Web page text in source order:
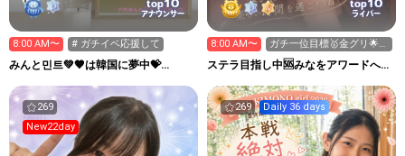
top10
アナウンサー
8:00 AM〜 # ガチイベ応援して
みんと민트💚🤎は韓国に夢中💝
top10
ライバー
8:00 AM〜
ガチ一位目標🥇金グリ🌟新
ギフト🎁集め中✨🌻
ステラ目指し中🆘みなをアワードへ連
269
New22day
269 Daily 36 days